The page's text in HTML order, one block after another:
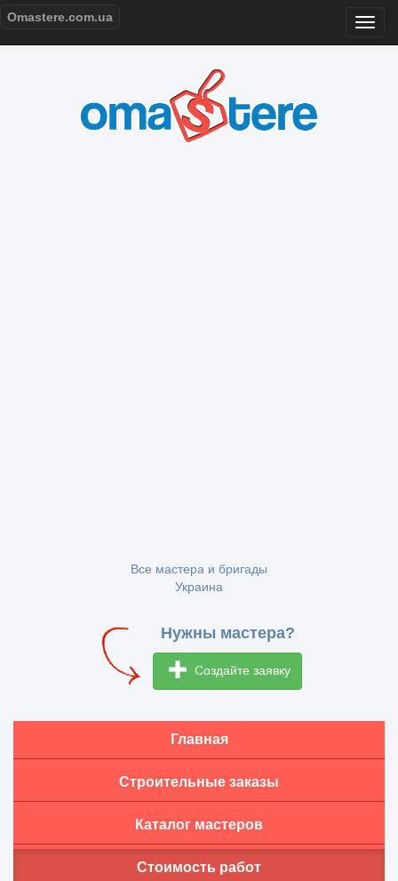
Omastere.com.ua
Все мастера и бригады
Украина
Нужны мастера?
Создайте заявку
Главная
Строительные заказы
Каталог мастеров
Стоимость работ